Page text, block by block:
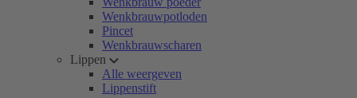
Wenkbrauwpotloden
Pincet
Wenkbrauwscharen
Lippen
Alle weergeven
Lippenstift